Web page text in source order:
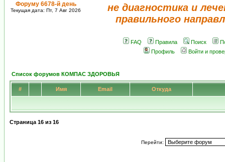
Форуму 6678-й день
Текущая дата: Пт, 7 Авг 2026
не диагностика и
правильного
FAQ Правила Поиск
Профиль
Войти и
Список форумов КОМПАС ЗДОРОВЬЯ
# Имя Email Откуда
Страница 16 из 16
Перейти: